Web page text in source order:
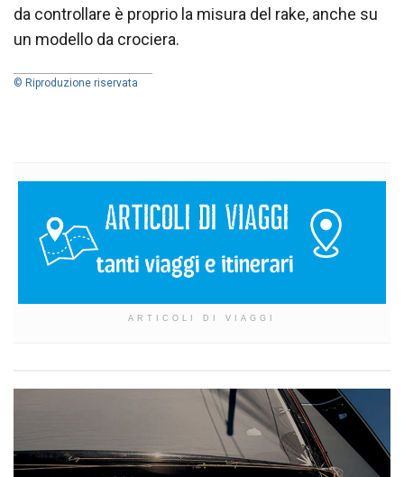
da controllare è proprio la misura del rake, anche su
un modello da crociera.
© Riproduzione riservata
ARTICOLI DI VIAGGI